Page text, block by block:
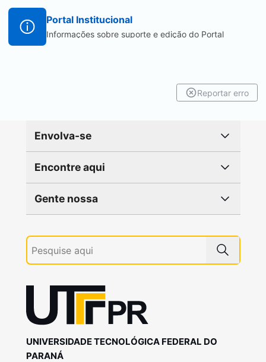
Portal Institucional
Informações sobre suporte e edição do Portal
Reportar erro
Envolva-se
Encontre aqui
Gente nossa
UNIVERSIDADE TECNOLÓGICA FEDERAL DO
PARANÁ